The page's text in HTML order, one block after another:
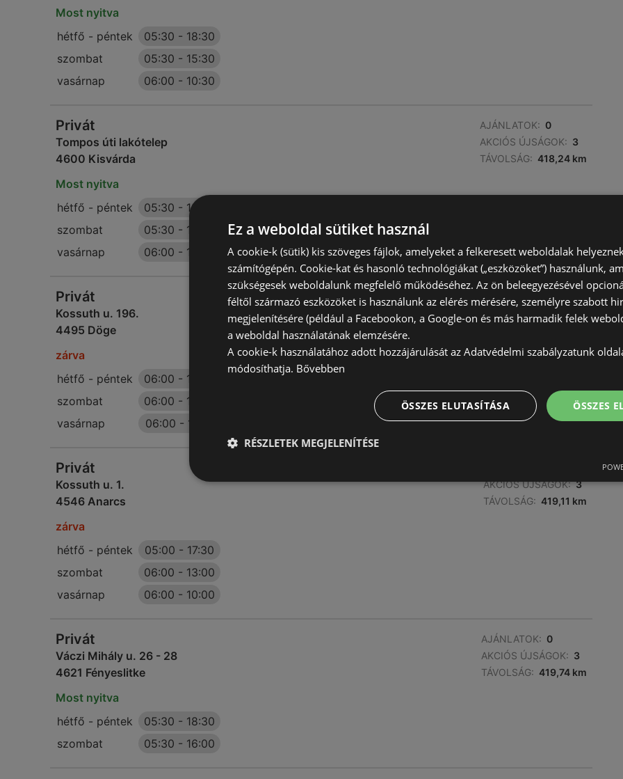
Most nyitva
hétfő - péntek
05:30 - 18:30
szombat
05:30 - 15:30
vasárnap
06:00 - 10:30
Privát
Tompos úti lakótelep
4600 Kisvárda
AJÁNLATOK: 0
AKCIÓS ÚJSÁGOK: 3
TÁVOLSÁG: 418,24 km
Most nyitva
hétfő - péntek
05:30 - 18:30
szombat
05:30 - 15:30
vasárnap
06:00 - 10:30
Privát
Kossuth u. 196.
4495 Döge
AJÁNLATOK:
0
AKCIÓS ÚJSÁGOK: 3
zárva
hétfő - péntek
06:00 - 18:00
szombat
06:00 - 13:00
vasárnap
06:00 - 11:00
Privát
Kossuth u. 1.
4546 Anarcs
AKCIÓS ÚJSÁGOK: 3
TÁVOLSÁG: 419,11 km
zárva
hétfő - péntek
05:00 - 17:30
szombat
06:00 - 13:00
vasárnap
06:00 - 10:00
Privát
Váczi Mihály u. 26 - 28
4621 Fényeslitke
AJÁNLATOK: 0
AKCIÓS ÚJSÁGOK: 3
TÁVOLSÁG: 419,74 km
Most nyitva
hétfő - péntek
05:30 - 18:30
szombat
05:30 - 16:00
Ez a weboldal sütiket használ
A cookie-k (sütik) kis szöveges fájlok, amelyeket a felkeresett weboldalak
számítógépén. Cookie-kat és hasonló technológiákat („eszközöket”) használunk,
szükségesek weboldalunk megfelelő működéséhez. Az ön beleegyezésével
féltől származó eszközöket is használunk az elérés mérésére, személyre szabott
megjelenítésére (például a Facebookon, a Google-on és más harmadik felek
a weboldal használatának elemzésére.
A cookie-k használatához adott hozzájárulását az Adatvédelmi szabályzatunk
módosíthatja. Bővebben
ÖSSZES
ÖSSZES ELUTASÍTÁSA
RÉSZLETEK MEGJELENÍTÉSE